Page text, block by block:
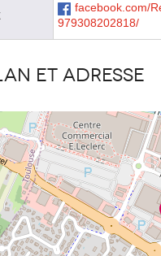
facebook.com/
979308202818/
et adresse